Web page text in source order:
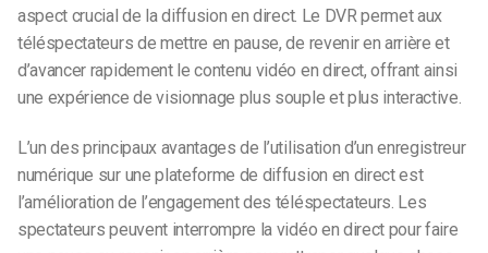
aspect crucial de la diffusion en direct. Le DVR permet aux
téléspectateurs de mettre en pause, de revenir en arrière et
d’avancer rapidement le contenu vidéo en direct, offrant ainsi
une expérience de visionnage plus souple et plus interactive.
L’un des principaux avantages de l’utilisation d’un enregistreur
numérique sur une plateforme de diffusion en direct est
l’amélioration de l’engagement des téléspectateurs. Les
spectateurs peuvent interrompre la vidéo en direct pour faire